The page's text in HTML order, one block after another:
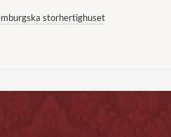
storhertighuset